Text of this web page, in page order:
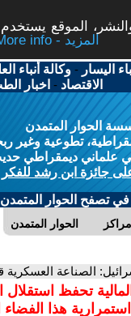
الموقع
More info - المزيد
اليسار -وكالة أنباء
الاقتصاد - اخبار
الحوار المتمدن
تطوعية وغير
ديمقراطي حديث
جائزة ابن رشد للفكر
تصفح الحوار المتمدن
الحوار المتمدن مراكز
الصناعة العسكرية
تحفظ
استمرارية هذا الفضاء